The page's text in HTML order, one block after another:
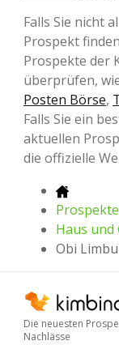
Falls Sie nicht
Prospekt
Prospekte der
überprüfen,
Posten Börse,
Falls Sie ein
aktuellen
die offizielle
Haus
Obi
Die neuesten
Nachlässe